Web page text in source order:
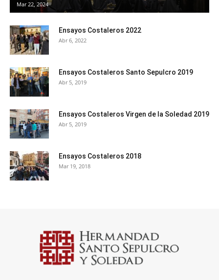
Mar 22, 2024
Ensayos Costaleros 2022
Abr 6, 2022
Ensayos Costaleros Santo Sepulcro 2019
Abr 5, 2019
Ensayos Costaleros Virgen de la Soledad 2019
Abr 5, 2019
Ensayos Costaleros 2018
Mar 19, 2018